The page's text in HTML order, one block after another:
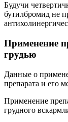
Будучи
бутилбромид не
Применение
грудью
Данные о
препарата и его
Применение
грудного